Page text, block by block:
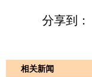
分享到：
相关新闻